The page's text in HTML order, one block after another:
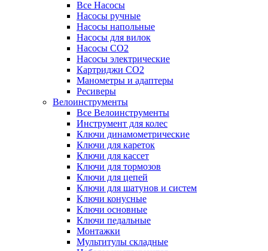
Все Насосы
Насосы ручные
Насосы напольные
Насосы для вилок
Насосы CO2
Насосы электрические
Картриджи CO2
Манометры и адаптеры
Ресиверы
Велоинструменты
Все Велоинструменты
Инструмент для колес
Ключи динамометрические
Ключи для кареток
Ключи для кассет
Ключи для тормозов
Ключи для цепей
Ключи для шатунов и систем
Ключи конусные
Ключи основные
Ключи педальные
Монтажки
Мультитулы складные